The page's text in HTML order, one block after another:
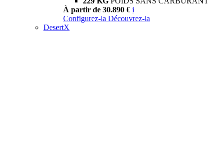
À partir de 30.890 € i
Configurez-la Découvrez-la
DesertX